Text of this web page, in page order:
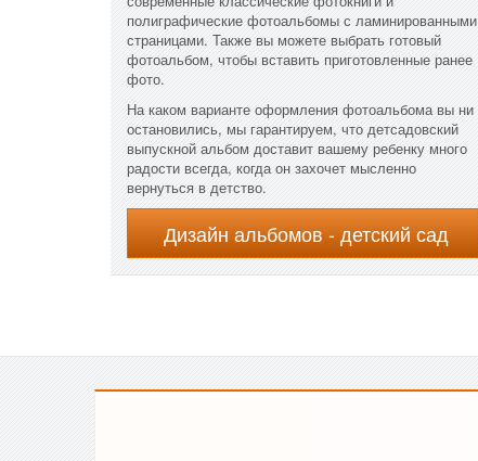
полиграфические фотоальбомы с ламинированными
страницами. Также вы можете выбрать готовый
фотоальбом, чтобы вставить приготовленные ранее
фото.
На каком варианте оформления фотоальбома вы ни
остановились, мы гарантируем, что детсадовский
выпускной альбом доставит вашему ребенку много
радости всегда, когда он захочет мысленно
вернуться в детство.
Дизайн альбомов - детский сад